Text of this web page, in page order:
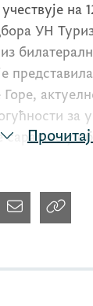
на
УН
за
у
министром